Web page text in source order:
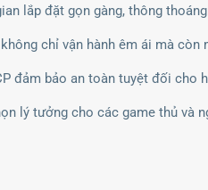
lắp đặt gọn gàng, thông
chỉ vận hành êm ái mà
đảm bảo an toàn tuyệt đối
lý tưởng cho các game thủ và